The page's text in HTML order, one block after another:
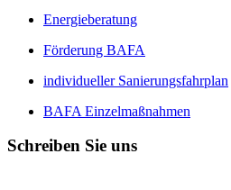
Energieberatung
Förderung BAFA
individueller Sanierungsfahrplan
BAFA Einzelmaßnahmen
Schreiben Sie uns